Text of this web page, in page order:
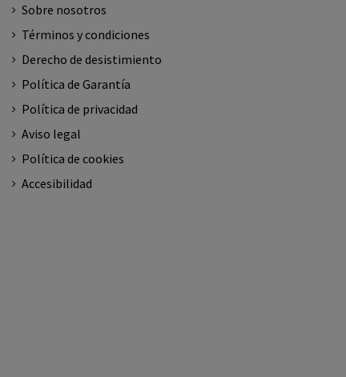
Sobre nosotros
Términos y condiciones
Derecho de desistimiento
Política de Garantía
Política de privacidad
Aviso legal
Política de cookies
Accesibilidad